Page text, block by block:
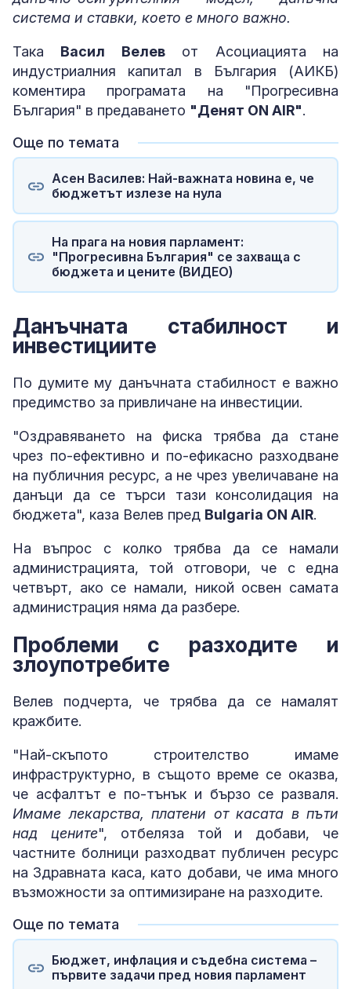
система и ставки, което е много важно.
Така Васил Велевот Асоциацията на
индустриалния капитал в България (АИКБ)
коментира програмата на "Прогресивна
България" в предаването "Денят ON AIR".
Още по темата
Асен Василев: Най-важната новина е, че
бюджетът излезе на нула
На прага на новия парламент:
"Прогресивна България" се захваща с
бюджета и цените (ВИДЕО)
Данъчната стабилност и
инвестициите
По думите му данъчната стабилност е важно
предимство за привличане на инвестиции.
"Оздравяването на фиска трябва да стане
чрез по-ефективно и по-ефикасно разходване
на публичния ресурс, а не чрез увеличаване на
данъци да се търси тази консолидация на
бюджета", каза Велев пред Bulgaria ON AIR.
На въпрос с колко трябва да се намали
администрацията, той отговори, че с една
четвърт, ако се намали, никой освен самата
администрация няма да разбере.
Проблеми с разходите и
злоупотребите
Велев подчерта, че трябва да се намалят
кражбите.
"Най-скъпото строителство имаме
инфраструктурно, в същото време се оказва,
че асфалтът е по-тънък и бързо се разваля.
Имаме лекарства, платени от касата в пъти
над цените", отбеляза той и добави, че
частните болници разходват публичен ресурс
на Здравната каса, като добави, че има много
възможности за оптимизиране на разходите.
Още по темата
Бюджет, инфлация и съдебна система –
първите задачи пред новия парламент